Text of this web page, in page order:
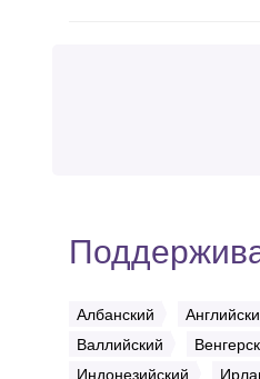
Албанский
Валлийский
Индонезийский